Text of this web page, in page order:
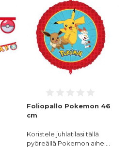
Foliopallo Pokemon 46
cm
Koristele juhlatilasi tällä
pyöreällä Pokemon aihei…